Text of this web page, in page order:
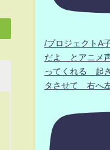
/プロジェクト
だよ とアニメ
ってくれる 起
タさせて 右へ